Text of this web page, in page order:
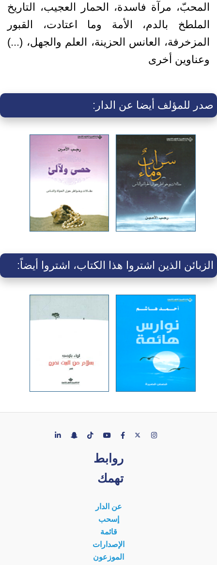
المحبّ، مرآة فاسدة، الحمار العجيب، التاريخ
الملطخ بالدم، الأمة وما اعتادت، القبور
المزخرفة، العانس الحزينة، العلم والجهل، (...)
وعناوين أخرى
صدر للمؤلف أيضا عن الدار:
الزبائن الذين اشتروا هذا الكتاب، اشتروا أيضاً:
روابط
تهمك
عن الدار
إسحب
قائمة
الإصدارات
الموزعون